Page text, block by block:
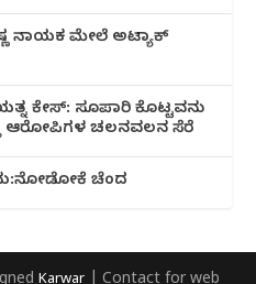
ನಾಯಕ ಮೇಲೆ ಅಟ್ಯಾಕ್
ಕೇಸ್: ಸೂಪಾರಿ ಕೊಟ್ಟವನು
ಆರೋಪಿಗಳ ಚಲನವಲನ ಸೆರೆ
ಚೆಂದ